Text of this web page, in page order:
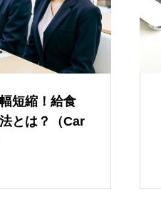
短縮！給食
とは？（Car